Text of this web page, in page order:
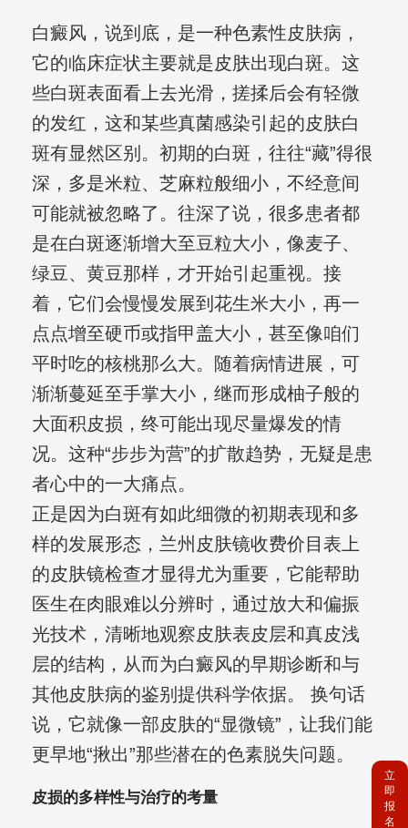
白癜风，说到底，是一种色素性皮肤病，
它的临床症状主要就是皮肤出现白斑。这
些白斑表面看上去光滑，搓揉后会有轻微
的发红，这和某些真菌感染引起的皮肤白
斑有显然区别。初期的白斑，往往“藏”得很
深，多是米粒、芝麻粒般细小，不经意间
可能就被忽略了。往深了说，很多患者都
是在白斑逐渐增大至豆粒大小，像麦子、
绿豆、黄豆那样，才开始引起重视。接
着，它们会慢慢发展到花生米大小，再一
点点增至硬币或指甲盖大小，甚至像咱们
平时吃的核桃那么大。随着病情进展，可
渐渐蔓延至手掌大小，继而形成柚子般的
大面积皮损，终可能出现尽量爆发的情
况。这种“步步为营”的扩散趋势，无疑是患
者心中的一大痛点。
正是因为白斑有如此细微的初期表现和多
样的发展形态，兰州皮肤镜收费价目表上
的皮肤镜检查才显得尤为重要，它能帮助
医生在肉眼难以分辨时，通过放大和偏振
光技术，清晰地观察皮肤表皮层和真皮浅
层的结构，从而为白癜风的早期诊断和与
其他皮肤病的鉴别提供科学依据。 换句话
说，它就像一部皮肤的“显微镜”，让我们能
更早地“揪出”那些潜在的色素脱失问题。
皮损的多样性与治疗的考量
立
即
报
名